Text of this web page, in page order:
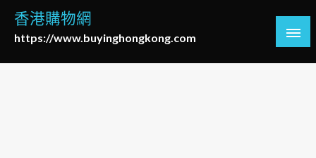
content
香港購物網
https://www.buyinghongkong.com